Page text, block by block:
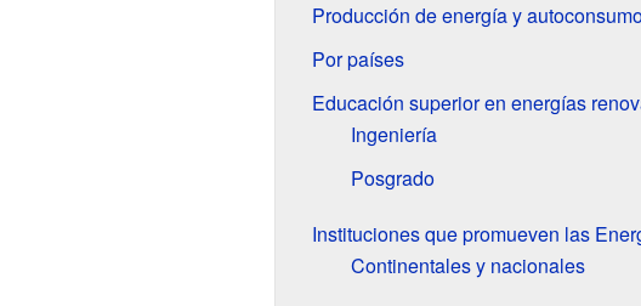
Producción de energía y
Por países
Educación superior en energías
Ingeniería
Posgrado
Instituciones que promueven las
Continentales y nacionales